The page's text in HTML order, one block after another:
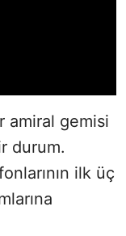
amiral gemisi
durum.
ilk üç